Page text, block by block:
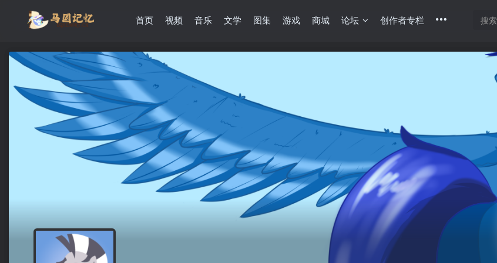
首页 视频 音乐 文学 图集 游戏 商城 论坛 创作者专栏